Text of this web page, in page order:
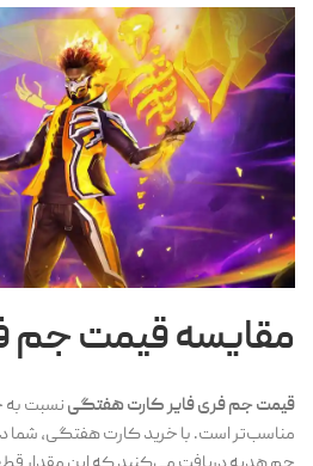
مقایسه قیمت جم
قیمت جم فری فایر کارت هفتگینسبت به